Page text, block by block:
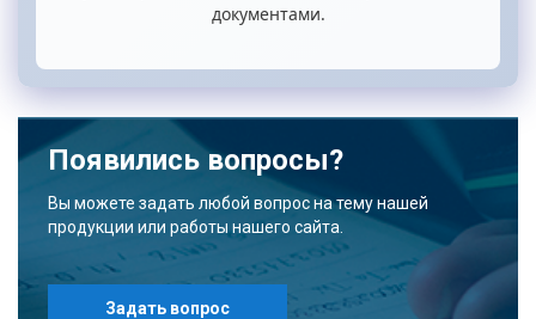
документами.
Появились вопросы?
Вы можете задать любой вопрос на тему нашей
продукции или работы нашего сайта.
Задать вопрос